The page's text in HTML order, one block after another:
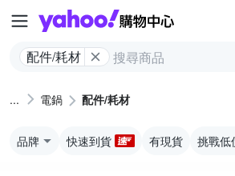
Yahoo購
配件/耗材
電鍋 配件/耗材
品牌 快速到貨 有現貨 挑戰低